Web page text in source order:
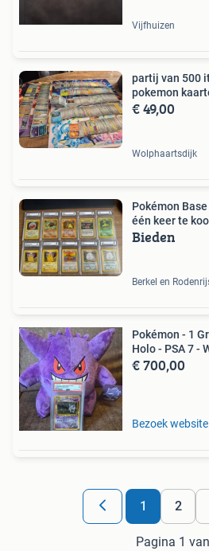
Vijfhuizen
partij van 500
pokemon
€ 49,00
Wolphaartsdijk
Pokémon
één keer te
Bieden
Berkel en
Pokémon - 1
Holo - PSA 7 -
€ 700,00
Bezoek website
1 2
Pagina 1